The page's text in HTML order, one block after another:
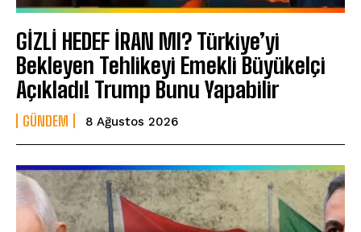
GİZLİ HEDEF İRAN MI? Türkiye’yi
Bekleyen Tehlikeyi Emekli Büyükelçi
Açıkladı! Trump Bunu Yapabilir
GÜNDEM 8 Ağustos 2026